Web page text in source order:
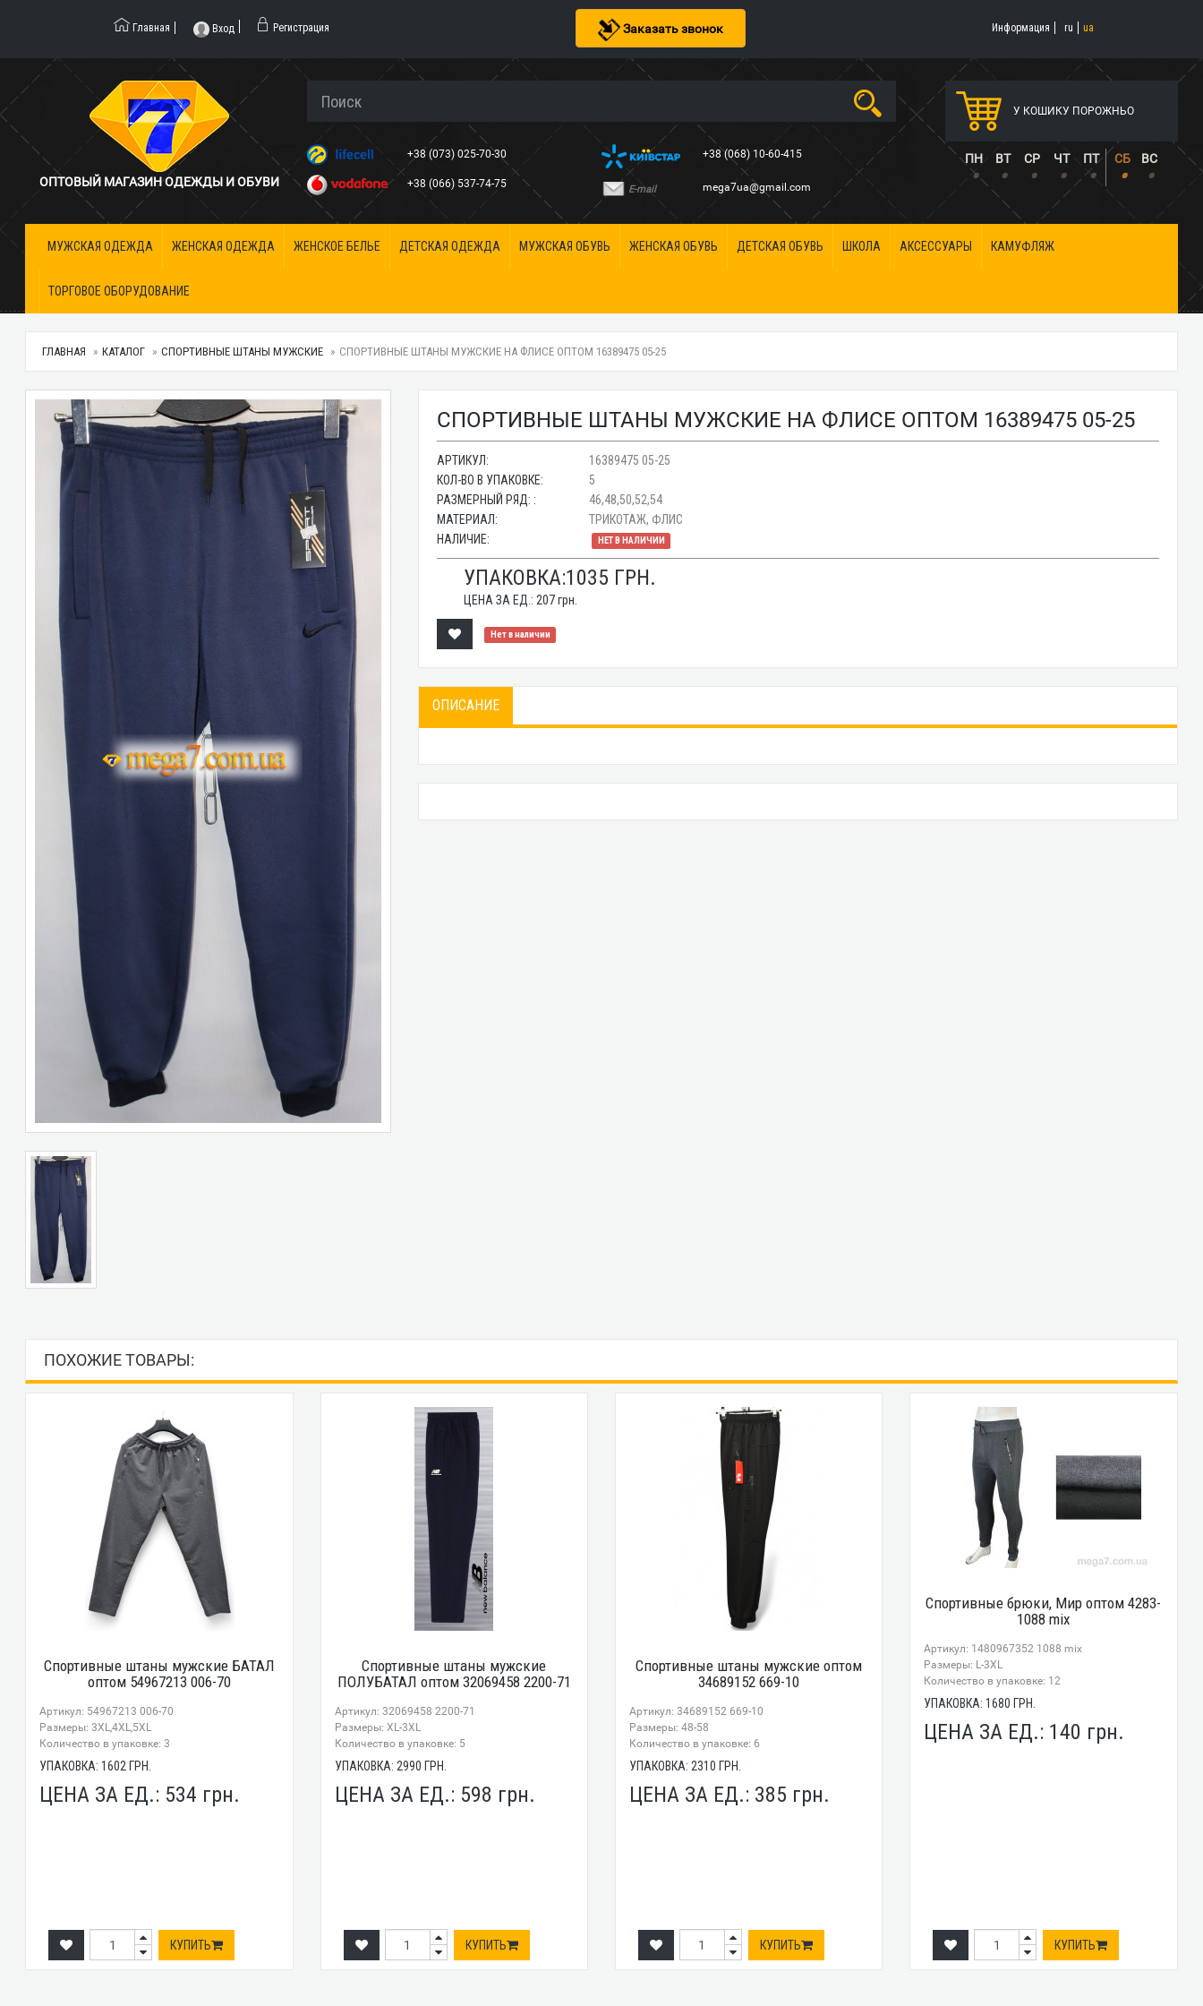
Заказать звонок
Главная Вход Регистрация Информация ru ua
ОПТОВЫЙ МАГАЗИН ОДЕЖДЫ И ОБУВИ
+38 (073) 025-70-30
+38 (066) 537-74-75
+38 (068) 10-60-415
E-mail mega7ua@gmail.com
У КОШИКУ ПОРОЖНЬО
ПН ВТ СР ЧТ ПТ СБ ВС
• • • • • • •
МУЖСКАЯ ОДЕЖДА ЖЕНСКАЯ ОДЕЖДА ЖЕНСКОЕ БЕЛЬЕ ДЕТСКАЯ ОДЕЖДА МУЖСКАЯ ОБУВЬ ЖЕНСКАЯ ОБУВЬ ДЕТСКАЯ ОБУВЬ ШКОЛА АКСЕССУАРЫ КАМУФЛЯЖ
ТОРГОВОЕ ОБОРУДОВАНИЕ
ГЛАВНАЯ КАТАЛОГ СПОРТИВНЫЕ ШТАНЫ МУЖСКИЕ СПОРТИВНЫЕ ШТАНЫ МУЖСКИЕ НА ФЛИСЕ ОПТОМ 16389475 05-25
СПОРТИВНЫЕ ШТАНЫ МУЖСКИЕ НА ФЛИСЕ ОПТОМ 16389475 05-25
АРТИКУЛ:
16389475 05-25
КОЛ-ВО В УПАКОВКЕ:
5
РАЗМЕРНЫЙ РЯД: :
46,48,50,52,54
МАТЕРИАЛ:
ТРИКОТАЖ, ФЛИС
НАЛИЧИЕ:
НЕТ В НАЛИЧИИ
УПАКОВКА:1035 ГРН.
ЦЕНА ЗА ЕД.: 207 грн.
Нет в наличии
ОПИСАНИЕ
ПОХОЖИЕ ТОВАРЫ:
Спортивные штаны мужские БАТАЛ
оптом 54967213 006-70
Артикул: 54967213 006-70
Размеры: 3XL,4XL,5XL
Количество в упаковке: 3
УПАКОВКА:1602 ГРН.
ЦЕНА ЗА ЕД.: 534 грн.
КУПИТЬ
Спортивные штаны мужские
ПОЛУБАТАЛ оптом 32069458 2200-71
Артикул: 32069458 2200-71
Размеры: XL-3XL
Количество в упаковке: 5
УПАКОВКА: 2990 ГРН.
ЦЕНА ЗА ЕД.: 598 грн.
КУПИТЬ
Спортивные штаны мужские оптом
34689152 669-10
Артикул: 34689152 669-10
Размеры: 48-58
Количество в упаковке: 6
УПАКОВКА: 2310 ГРН.
ЦЕНА ЗА ЕД.: 385 грн.
КУПИТЬ
Спортивные брюки, Мир оптом 4283-
1088 mix
Артикул: 1480967352 1088 mix
Размеры: L-3XL
Количество в упаковке: 12
УПАКОВКА:1680 ГРН.
ЦЕНА ЗА ЕД.: 140 грн.
КУПИТЬ